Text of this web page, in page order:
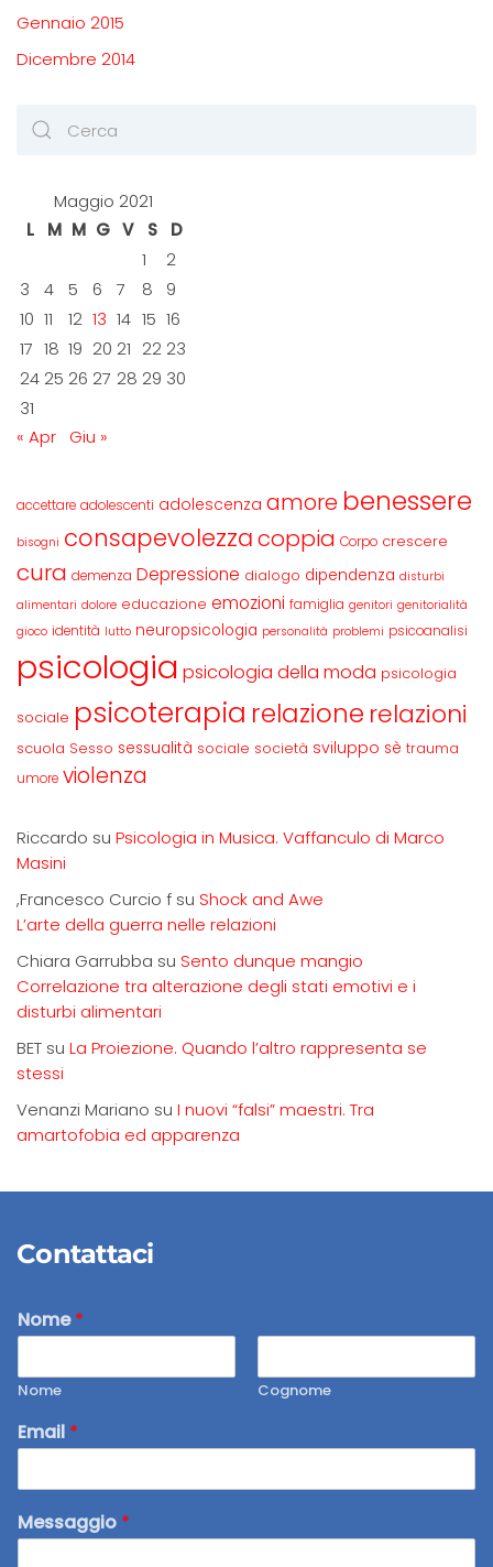
Gennaio 2015
Dicembre 2014
Maggio 2021
L
M M G V S
D
1
2
3
4 5 6 7 8
9
10 11 12 13 14 15 16
17 18 19 20 21 22 23
24 25 26 27 28 29 30
31
« Apr
Giu »
accettare adolescenti adolescenza amore benessere
bisogni consapevolezzacoppia Corpo crescere
cura demenza Depressione dialogo dipendenza disturbi
alimentari dolore educazione emozioni famiglia genitori genitorialità
gioco identità lutto neuropsicologia personalità problemi psicoanalisi
psicologia psicologia della moda psicologia
sociale psicoterapia relazione relazioni
scuola Sesso sessualità sociale società sviluppo sè trauma
umore violenza
Riccardo su Psicologia in Musica. Vaffanculo di Marco
Masini
,Francesco Curcio f su Shock and Awe
L’arte della guerra nelle relazioni
Chiara Garrubba su Sento dunque mangio
Correlazione tra alterazione degli stati emotivi e i
disturbi alimentari
BET su La Proiezione. Quando l’altro rappresenta se
stessi
Venanzi Mariano su I nuovi “falsi” maestri. Tra
amartofobia ed apparenza
Contattaci
Nome*
Nome Cognome
Email *
Messaggio *